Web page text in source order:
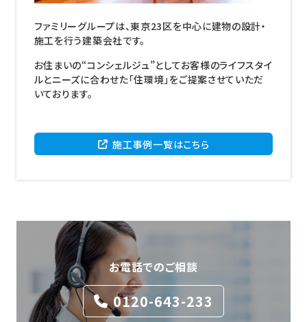
ファミリーグループは、東京23区を中心に建物の設計・
施工を行う建築会社です。
お住まいの“コンシェルジュ”としてお客様のライフスタイ
ルとニーズに合わせた「住環境」をご提案させていただ
いております。
施工事例一覧はこちら
お電話でのご相談
0120-643-233